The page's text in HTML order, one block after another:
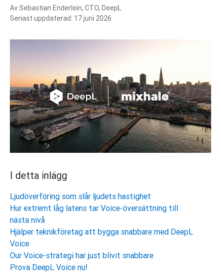
AvSebastian Enderlein, CTO, DeepL
Senast uppdaterad: 17 juni 2026
I detta inlägg
Ljudöverföring som slår ljudets hastighet
Hur extremt låg latens tar Voice-översättning till
nästa nivå
Hjälper teknikföretag att bygga snabbare med DeepL
Voice
Our Voice-strategi har just blivit snabbare
Prova DeepL Voice nu!